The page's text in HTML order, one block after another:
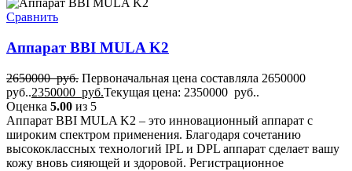
Сравнить
Аппарат BBI MULA K2
2650000руб. Первоначальная цена составляла 2650000
руб..2350000 руб.Текущая цена: 2350000 руб..
Оценка 5.00 из 5
Аппарат BBI MULA K2 – это инновационный аппарат с
широким спектром применения. Благодаря сочетанию
высококлассных технологий IPL и DPL аппарат сделает вашу
кожу вновь сияющей и здоровой. Регистрационное